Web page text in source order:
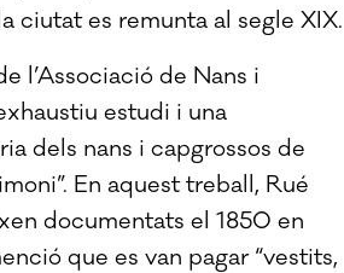
ciutat es remunta al segle XIX.
l’Associació de Nans i
estudi i una
dels nans i capgrossos de
En aquest treball, Rué
documentats el 1850 en
que es van pagar “vestits,